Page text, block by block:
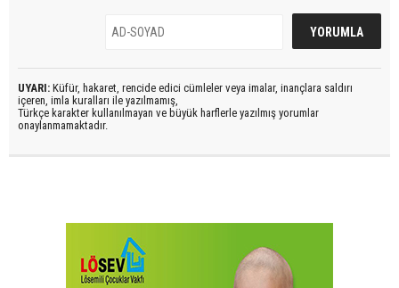
UYARI: Küfür, hakaret, rencide edici cümleler veya imalar, inançlara saldırı
içeren, imla kuralları ile yazılmamış,
Türkçe karakter kullanılmayan ve büyük harflerle yazılmış yorumlar
onaylanmamaktadır.